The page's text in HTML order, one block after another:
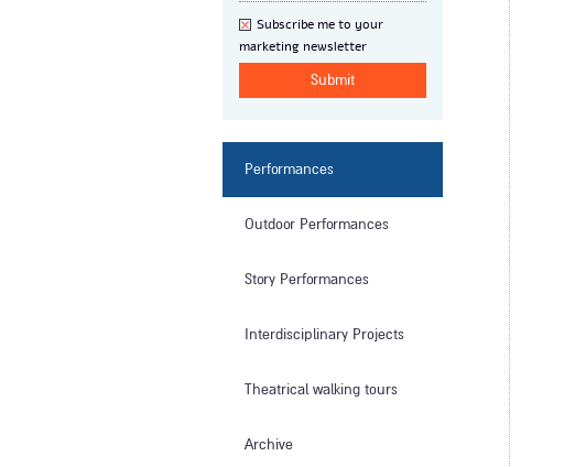
Newsletter
Subscribe me to your
marketing newsletter
Performances
Outdoor Performances
Story Performances
Interdisciplinary Projects
Theatrical walking tours
Archive